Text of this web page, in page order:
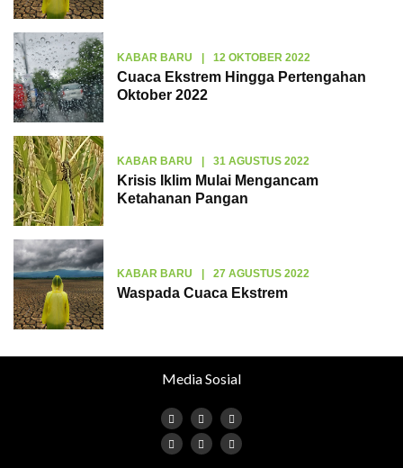
KABAR BARU | 12 OKTOBER 2022
Cuaca Ekstrem Hingga Pertengahan
Oktober 2022
KABAR BARU | 31 AGUSTUS 2022
Krisis Iklim Mulai Mengancam
Ketahanan Pangan
KABAR BARU | 27 AGUSTUS 2022
Waspada Cuaca Ekstrem
Media Sosial